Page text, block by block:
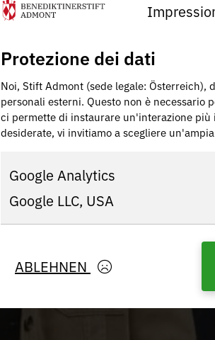
Protezione dei dati
Noi, Stift Admont (sede legale: Österreich),
personali esterni. Questo non è necessario
ci permette di instaurare un'interazione più
desiderate, vi invitiamo a scegliere
Google Analytics
Google LLC, USA
ABLEHNEN